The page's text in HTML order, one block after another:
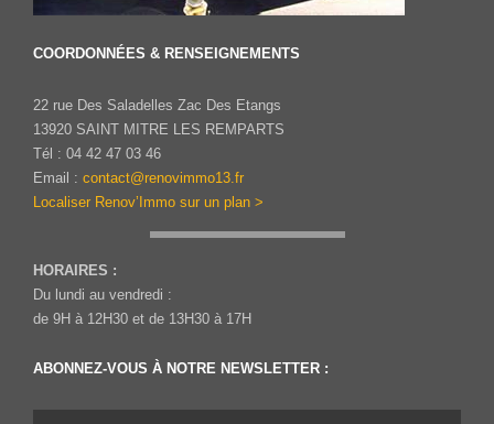
COORDONNÉES & RENSEIGNEMENTS
22 rue Des Saladelles Zac Des Etangs
13920 SAINT MITRE LES REMPARTS
Tél : 04 42 47 03 46
Email : contact@renovimmo13.fr
Localiser Renov’Immo sur un plan >
HORAIRES :
Du lundi au vendredi :
de 9H à 12H30 et de 13H30 à 17H
ABONNEZ-VOUS À NOTRE NEWSLETTER :